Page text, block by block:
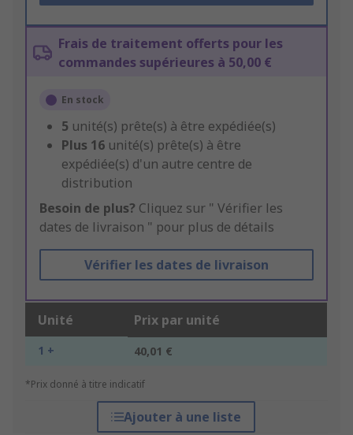
Frais de traitement offerts pour les
commandes supérieures à 50,00 €
En stock
5 unité(s) prête(s) à être expédiée(s)
Plus 16 unité(s) prête(s) à être
expédiée(s) d'un autre centre de
distribution
Besoin de plus? Cliquez sur " Vérifier les
dates de livraison " pour plus de détails
Vérifier les dates de livraison
Unité Prix par unité
1 + 40,01 €
*Prix donné à titre indicatif
Ajouter à une liste